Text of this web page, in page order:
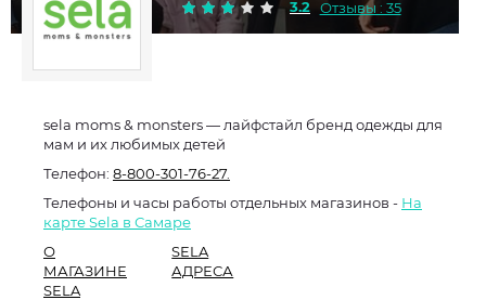
3.2 Отзывы : 35
sela moms & monsters — лайфстайл бренд одежды для
мам и их любимых детей
Телефон: 8-800-301-76-27.
Телефоны и часы работы отдельных магазинов - На
карте Sela в Самаре
О
МАГАЗИНЕ
SELA
SELA
АДРЕСА